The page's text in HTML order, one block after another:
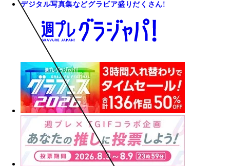
デジタル写真集などグラビア盛りだくさん!